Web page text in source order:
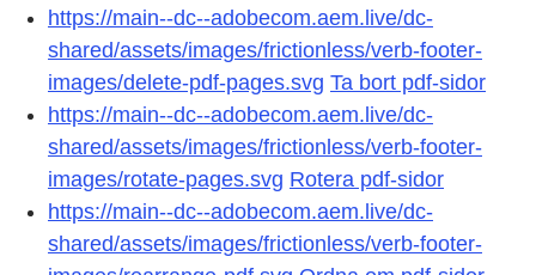
https://main--dc--adobecom.aem.live/dc-
shared/assets/images/frictionless/verb-footer-
images/delete-pdf-pages.svg Ta bort pdf-sidor
https://main--dc--adobecom.aem.live/dc-
shared/assets/images/frictionless/verb-footer-
images/rotate-pages.svg Rotera pdf-sidor
https://main--dc--adobecom.aem.live/dc-
shared/assets/images/frictionless/verb-footer-